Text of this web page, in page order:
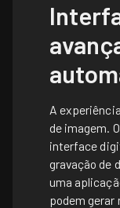
A
de imagem.
interface
gravação de
uma
podem gerar